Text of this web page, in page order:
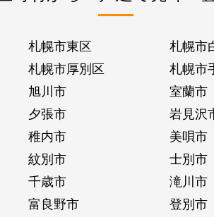
札幌市東区 札幌市
札幌市厚別区 札幌市
旭川市 室蘭市
夕張市 岩見沢
稚内市 美唄市
紋別市 士別市
千歳市 滝川市
富良野市 登別市